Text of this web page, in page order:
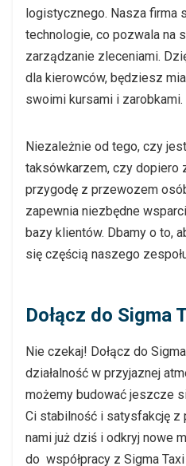
logistycznego. Nasza firma
technologie, co pozwala na
zarządzanie zleceniami.
dla kierowców, będziesz
swoimi kursami i zarobkami.
Niezależnie od tego, czy
taksówkarzem, czy dopiero
przygodę z przewozem
zapewnia niezbędne
bazy klientów. Dbamy o to,
się częścią naszego
Dołącz do Sigma
Nie czekaj! Dołącz do
działalność w przyjaznej
możemy budować jeszcze
Ci stabilność i satysfakcję z
nami już dziś i odkryj nowe
do współpracy z Sigma